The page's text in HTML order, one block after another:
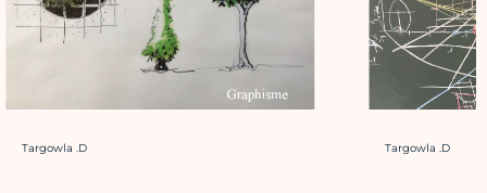
Crédit photo :
Targowla .D Crédit photo :
Targowla .D